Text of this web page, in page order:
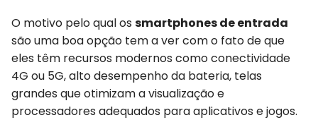
O motivo pelo qual os smartphones de entrada
são uma boa opção tem a ver com o fato de que
eles têm recursos modernos como conectividade
4G ou 5G, alto desempenho da bateria, telas
grandes que otimizam a visualização e
processadores adequados para aplicativos e jogos.